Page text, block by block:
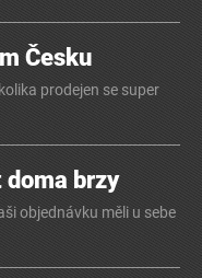
Česku
prodejen se super
brzy
objednávku měli u sebe